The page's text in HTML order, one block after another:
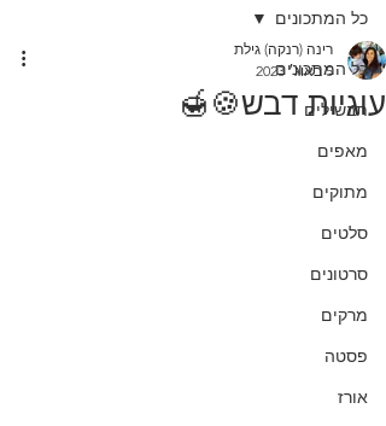
כל המתכונים
תבשילים
מאפים
מתוקים
סלטים
סרטונים
מרקים
פסטה
אורז
כל המתכונים
עוגיות דבש🍪🍯
רינה (רנקה) גילת
5 באוג׳ 2023